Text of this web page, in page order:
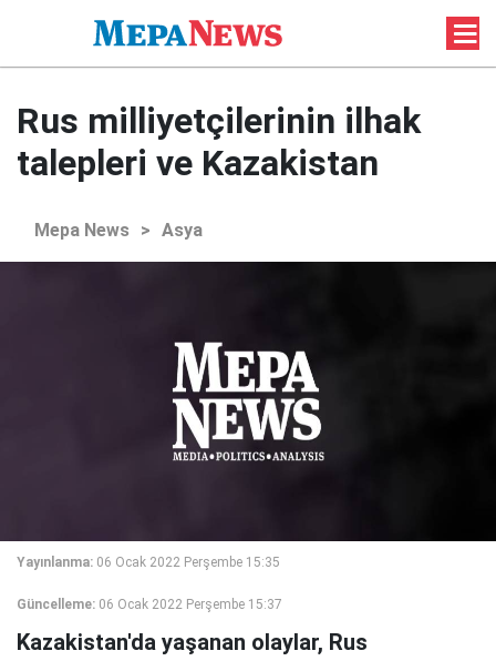
Rus milliyetçilerinin ilhak
talepleri ve Kazakistan
Mepa News > Asya
Yayınlanma: 06 Ocak 2022 Perşembe 15:35
Güncelleme: 06 Ocak 2022 Perşembe 15:37
Kazakistan'da yaşanan olaylar, Rus